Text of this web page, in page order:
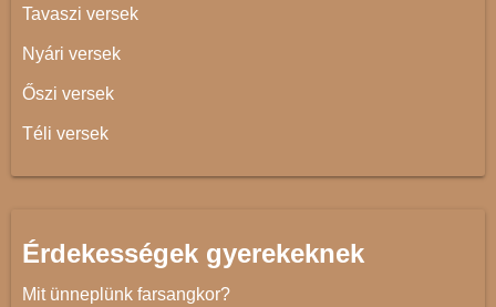
Tavaszi versek
Nyári versek
Őszi versek
Téli versek
Érdekességek gyerekeknek
Mit ünneplünk farsangkor?